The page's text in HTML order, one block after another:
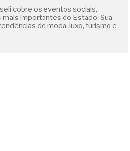
cobre os eventos sociais,
mais importantes do Estado. Sua
de moda, luxo, turismo e